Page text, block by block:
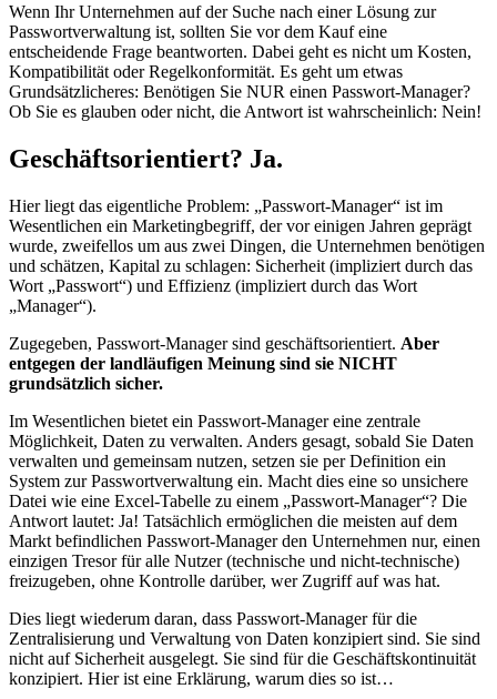
Wenn Ihr Unternehmen auf der Suche nach einer Lösung zur
Passwortverwaltung ist, sollten Sie vor dem Kauf eine
entscheidende Frage beantworten. Dabei geht es nicht um Kosten,
Kompatibilität oder Regelkonformität. Es geht um etwas
Grundsätzlicheres: Benötigen Sie NUR einen Passwort-Manager?
Ob Sie es glauben oder nicht, die Antwort ist wahrscheinlich: Nein!
Geschäftsorientiert? Ja.
Hier liegt das eigentliche Problem: „Passwort-Manager“ ist im
Wesentlichen ein Marketingbegriff, der vor einigen Jahren geprägt
wurde, zweifellos um aus zwei Dingen, die Unternehmen benötigen
und schätzen, Kapital zu schlagen: Sicherheit (impliziert durch das
Wort „Passwort“) und Effizienz (impliziert durch das Wort
„Manager“).
Zugegeben, Passwort-Manager sind geschäftsorientiert. Aber
entgegen der landläufigen Meinung sind sie NICHT
grundsätzlich sicher.
Im Wesentlichen bietet ein Passwort-Manager eine zentrale
Möglichkeit, Daten zu verwalten. Anders gesagt, sobald Sie Daten
verwalten und gemeinsam nutzen, setzen sie per Definition ein
System zur Passwortverwaltung ein. Macht dies eine so unsichere
Datei wie eine Excel-Tabelle zu einem „Passwort-Manager“? Die
Antwort lautet: Ja! Tatsächlich ermöglichen die meisten auf dem
Markt befindlichen Passwort-Manager den Unternehmen nur, einen
einzigen Tresor für alle Nutzer (technische und nicht-technische)
freizugeben, ohne Kontrolle darüber, wer Zugriff auf was hat.
Dies liegt wiederum daran, dass Passwort-Manager für die
Zentralisierung und Verwaltung von Daten konzipiert sind. Sie sind
nicht auf Sicherheit ausgelegt. Sie sind für die Geschäftskontinuität
konzipiert. Hier ist eine Erklärung, warum dies so ist…